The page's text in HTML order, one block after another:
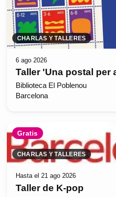
CHARLAS Y TALLERES
6 ago 2026
Taller 'Una postal per
Biblioteca El Poblenou
Barcelona
Gratis
CHARLAS Y TALLERES
Hasta el 21 ago 2026
Taller de K-pop